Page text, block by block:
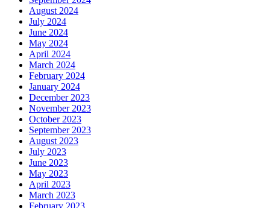
August 2024
July 2024
June 2024
May 2024
April 2024
March 2024
February 2024
January 2024
December 2023
November 2023
October 2023
September 2023
August 2023
July 2023
June 2023
May 2023
April 2023
March 2023
February 2023